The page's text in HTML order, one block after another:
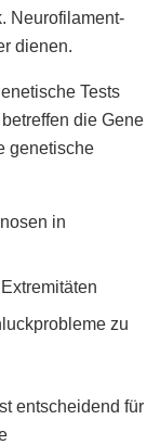
Neurofilament-
dienen.
Tests
die Gene
genetische
in
zu
entscheidend für